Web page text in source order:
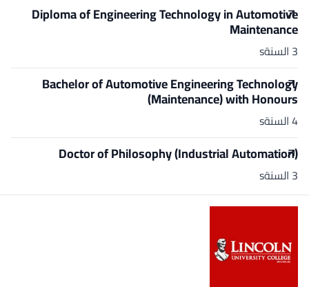
Diploma of Engineering Technology in Automotive
Maintenance
3 السنةs
Bachelor of Automotive Engineering Technology
(Maintenance) with Honours
4 السنةs
Doctor of Philosophy (Industrial Automation)
3 السنةs